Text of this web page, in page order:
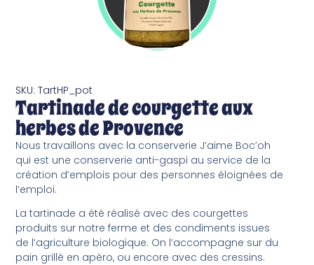
SKU: TartHP_pot
Tartinade de courgette aux
herbes de Provence
Nous travaillons avec la conserverie J’aime Boc’oh
qui est une conserverie anti-gaspi au service de la
création d’emplois pour des personnes éloignées de
l’emploi.
La tartinade a été réalisé avec des courgettes
produits sur notre ferme et des condiments issues
de l’agriculture biologique. On l’accompagne sur du
pain grillé en apéro, ou encore avec des cressins.